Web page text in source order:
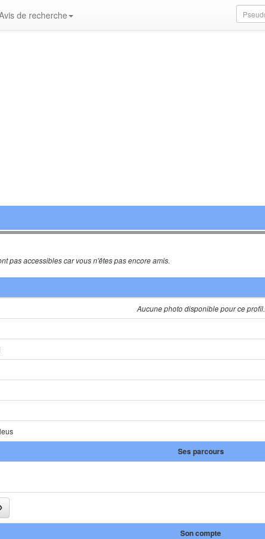
de recherche
pas accessibles car vous n'êtes pas encore amis.
Aucune photo disponible pour ce profil.
Ses parcours
Son compte